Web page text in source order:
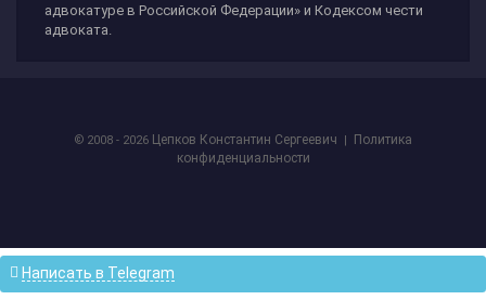
адвокатуре в Российской Федерации» и Кодексом чести
адвоката.
© 2008 - 2026 Цепков Константин Сергеевич |
Политика
конфиденциальности
Написать в Telegram